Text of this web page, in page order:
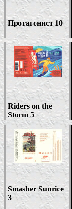
Протагонист10
Riders on the
Storm 5
Smasher Sunrice
3